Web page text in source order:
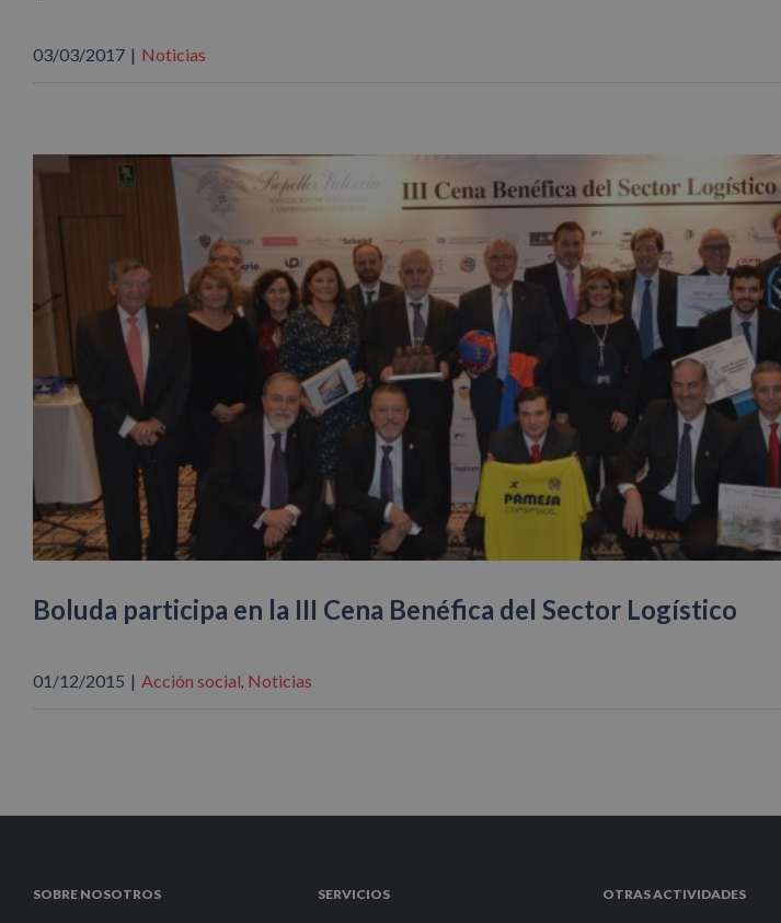
03/03/2017 | Noticias
Boluda participa en la III Cena Benéfica del Sector Logístico
01/12/2015 | Acción social, Noticias
SOBRE NOSOTROS SERVICIOS OTRAS ACTIVIDADES